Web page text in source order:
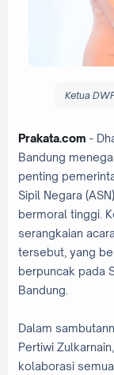
Ketua
Prakata.com -
Bandung
penting
Sipil Negara
bermoral tinggi.
serangkaian
tersebut, yang
berpuncak pada
Bandung.
Dalam
Pertiwi
kolaborasi